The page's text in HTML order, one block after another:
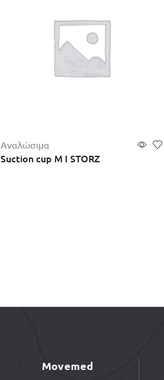
Αναλώσιμα
Suction cup M I STORZ
Movemed